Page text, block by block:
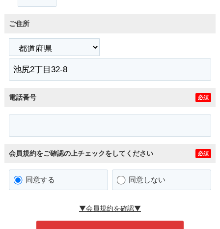
ご住所
電話番号 必須
会員規約をご確認の上チェックをしてください 必須
同意する 同意しない
▼会員規約を確認▼